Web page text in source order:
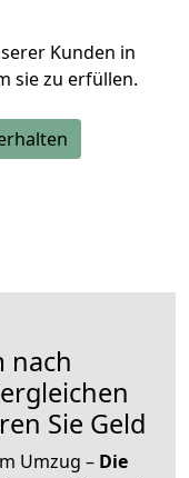
Kunden in
sie zu erfüllen.
nach
Sie Geld
Umzug – Die